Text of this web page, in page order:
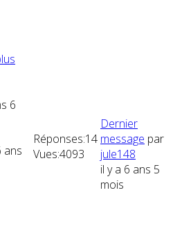
6
ans
Réponses:14
Vues:4093
Dernier
message par
jule148
il y a 6 ans 5
mois